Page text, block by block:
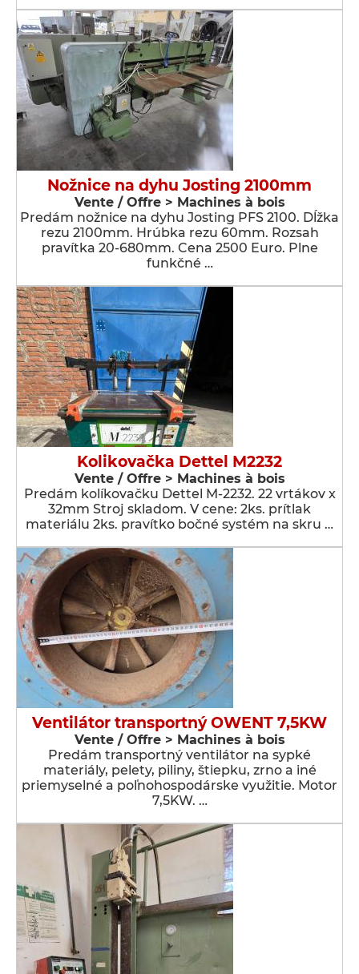
Nožnice na dyhu Josting 2100mm
Vente / Offre > Machines à bois
Predám nožnice na dyhu Josting PFS 2100. Dĺžka
rezu 2100mm. Hrúbka rezu 60mm. Rozsah
pravítka 20-680mm. Cena 2500 Euro. Plne
funkčné …
Kolikovačka Dettel M2232
Vente / Offre > Machines à bois
Predám kolíkovačku Dettel M-2232. 22 vrtákov x
32mm Stroj skladom. V cene: 2ks. prítlak
materiálu 2ks. pravítko bočné systém na skru …
Ventilátor transportný OWENT 7,5KW
Vente / Offre > Machines à bois
Predám transportný ventilátor na sypké
materiály, pelety, piliny, štiepku, zrno a iné
priemyselné a poľnohospodárske využitie. Motor
7,5KW. …